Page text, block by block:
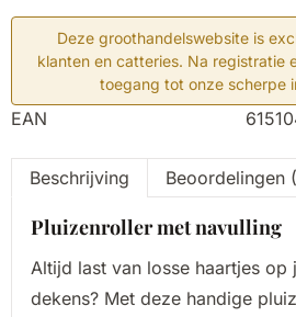
Deze groothandelswebsite is
klanten en catteries. Na registratie
toegang tot onze scherpe
EAN
Beschrijving Beoordelingen
Pluizenroller met navulling
Altijd last van losse haartjes
dekens? Met deze handige